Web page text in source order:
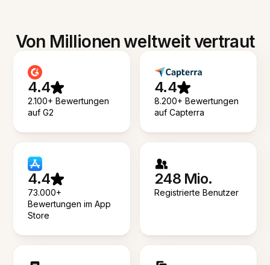
Von Millionen weltweit vertraut
4.4
2.100+ Bewertungen
auf G2
4.4
8.200+ Bewertungen
auf Capterra
4.4
73.000+
Bewertungen im App
Store
248 Mio.
Registrierte Benutzer